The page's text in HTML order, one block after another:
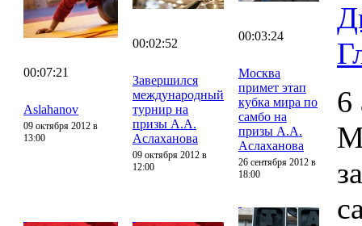
00:07:21
Aslahanov
09 октября 2012 в
13:00
00:02:52
Завершился
международный
турнир на
призы А.А.
Аслаханова
09 октября 2012 в
12:00
00:03:24
Москва
примет этап
кубка мира по
самбо на
призы А.А.
Аслаханова
26 сентября 2012 в
18:00
6